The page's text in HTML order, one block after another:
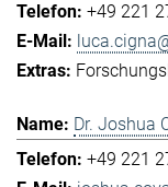
+49 221
Dr. Joshua
+49 221